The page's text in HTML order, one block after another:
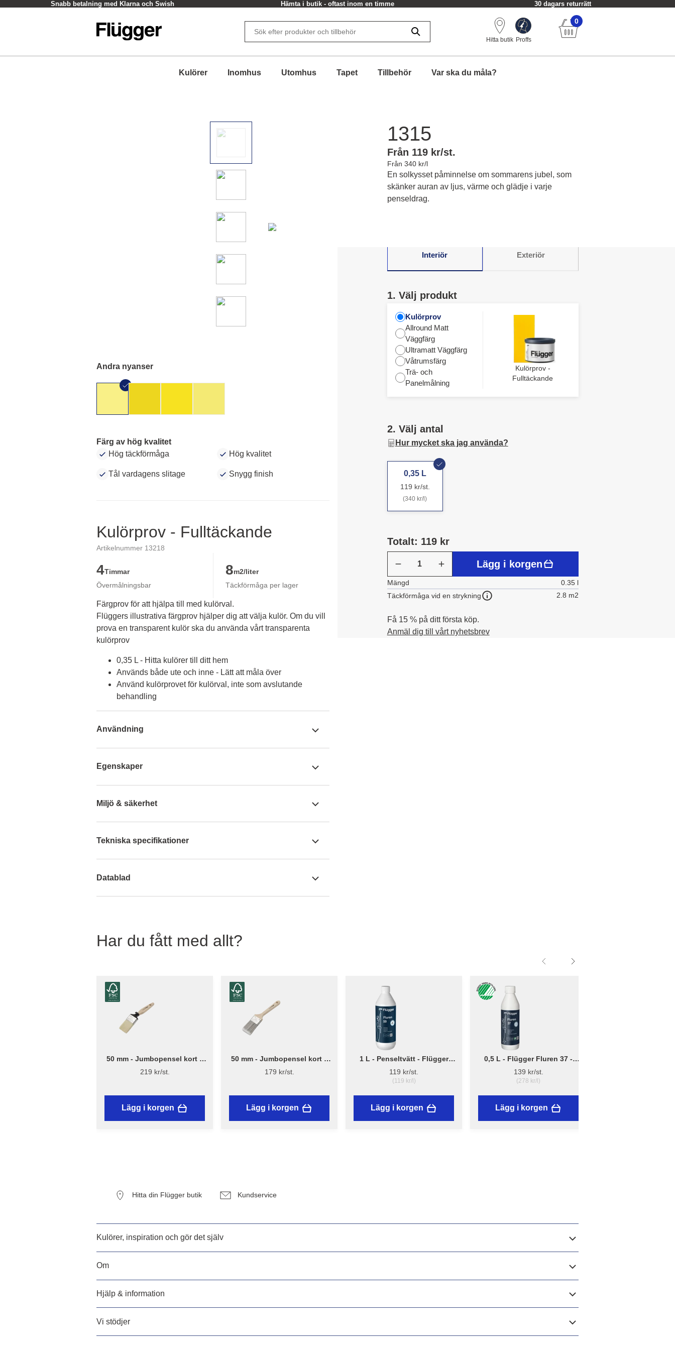
Snabb betalning med Klarna och Swish Hämta i butik - oftast inom en timme 30 dagars returrätt
Hitta butik Proffs
0
Kulörer Inomhus Utomhus Tapet Tillbehör Var ska du måla?
Andra nyanser
Färg av hög kvalitet
Hög täckförmåga
Hög kvalitet
Tål vardagens slitage Snygg finish
Kulörprov - Fulltäckande
Artikelnummer 13218
4Timmar
Övermålningsbar
8m2/liter
Täckförmåga per lager
Färgprov för att hjälpa till med kulörval.
Flüggers illustrativa färgprov hjälper dig att välja kulör. Om du vill
prova en transparent kulör ska du använda vårt transparenta
kulörprov
0,35 L - Hitta kulörer till ditt hem
Används både ute och inne - Lätt att måla över
Använd kulörprovet för kulörval, inte som avslutande
behandling
Användning
Egenskaper
Miljö & säkerhet
Tekniska specifikationer
Datablad
1315
Från 119 kr/st.
Från 340 kr/l
En solkysset påminnelse om sommarens jubel, som
skänker auran av ljus, värme och glädje i varje
penseldrag.
Interiör Exteriör
1. Välj produkt
Kulörprov
Allround Matt
Väggfärg
Ultramatt Väggfärg
Våtrumsfärg
Trä- och
Panelmålning
Kulörprov -
Fulltäckande
2. Välj antal
Hur mycket ska jag använda?
0,35 L
119 kr/st.
(340 kr/l)
Totalt: 119 kr
Lägg i korgen
Mängd
0.35 l
Täckförmåga vid en strykning
2.8 m2
Få 15 % på ditt första köp.
Anmäl dig till vårt nyhetsbrev
Har du fått med allt?
50 mm - Jumbopensel kort –
Flügger Excellence
219 kr/st.
Lägg i korgen
50 mm - Jumbopensel kort –
Flügger Pro Series
179 kr/st.
Lägg i korgen
1 L - Penseltvätt - Flügger
Fluren 59
119 kr/st.
(119 kr/l)
Lägg i korgen
0,5 L - Flügger Fluren 37 -
Grundrengöring
139 kr/st.
(278 kr/l)
Lägg i korgen
Hitta din Flügger butik Kundservice
Kulörer, inspiration och gör det själv
Om
Hjälp & information
Vi stödjer